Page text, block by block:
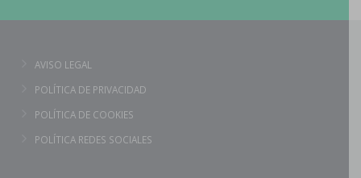
AVISO LEGAL
POLÍTICA DE PRIVACIDAD
POLÍTICA DE COOKIES
POLÍTICA REDES SOCIALES